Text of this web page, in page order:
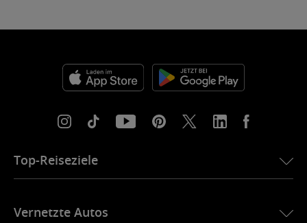
Top-Reiseziele
eSIM für Europa
Vernetzte Autos